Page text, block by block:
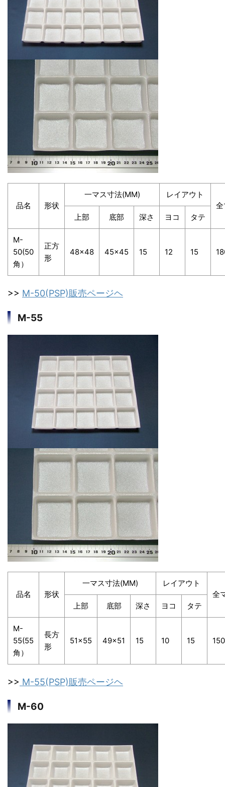
品名 形状
一マス寸法(MM)
レイアウト
上部
底部 深さ ヨコ タテ
M-
50(50
角）
正方
形
48×48 45×45 15 12 15
>> M-50(PSP)販売ページヘ
M-55
品名 形状
一マス寸法(MM)
レイアウト
全
上部
底部 深さ ヨコ タテ
M-
55(55
角）
長方
形
51×55 49×51 15 10 15 150
>> M-55(PSP)販売ページヘ
M-60